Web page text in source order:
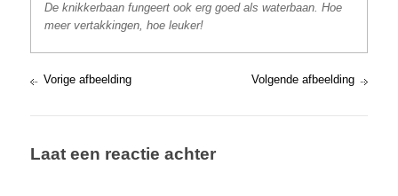
De knikkerbaan fungeert ook erg goed als waterbaan. Hoe
meer vertakkingen, hoe leuker!
Vorige afbeelding Volgende afbeelding
Laat een reactie achter